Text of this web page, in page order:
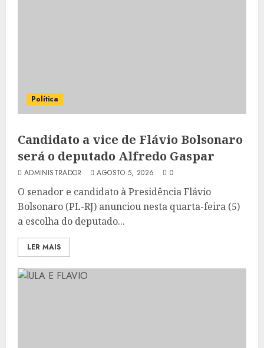
Política
Candidato a vice de Flávio Bolsonaro
será o deputado Alfredo Gaspar
ADMINISTRADOR AGOSTO 5, 2026 0
O senador e candidato à Presidência Flávio
Bolsonaro (PL-RJ) anunciou nesta quarta-feira (5)
a escolha do deputado...
LER MAIS